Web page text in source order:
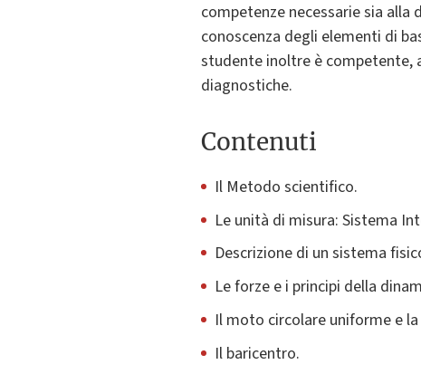
competenze necessarie sia
conoscenza degli elementi di
studente inoltre è competente,
diagnostiche.
Contenuti
Il Metodo scientifico.
Le unità di misura: Sistema
Descrizione di un sistema
Le forze e i principi della
Il moto circolare uniforme e
Il baricentro.